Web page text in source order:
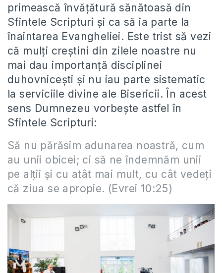
primească învățătură sănătoasă din
Sfintele Scripturi și ca să ia parte la
înaintarea Evangheliei. Este trist să vezi
că mulți creștini din zilele noastre nu
mai dau importanță disciplinei
duhovnicești și nu iau parte sistematic
la serviciile divine ale Bisericii. În acest
sens Dumnezeu vorbește astfel în
Sfintele Scripturi:
Să nu părăsim adunarea noastră, cum
au unii obicei; ci să ne îndemnăm unii
pe alţii şi cu atât mai mult, cu cât vedeţi
că ziua se apropie. (Evrei 10:25)